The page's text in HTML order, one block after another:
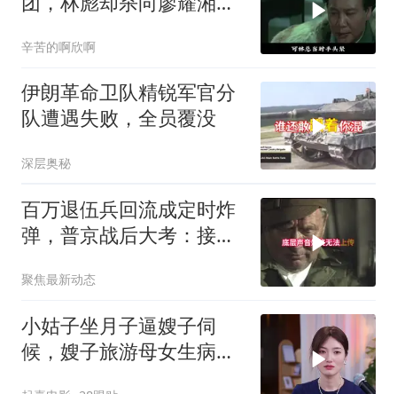
辛苦的啊欣啊
伊朗革命卫队精锐军官分
队遭遇失败，全员覆没
深层奥秘
百万退伍兵回流成定时炸
弹，普京战后大考：接不
聚焦最新动态
小姑子坐月子逼嫂子伺
候，嫂子旅游母女生病反